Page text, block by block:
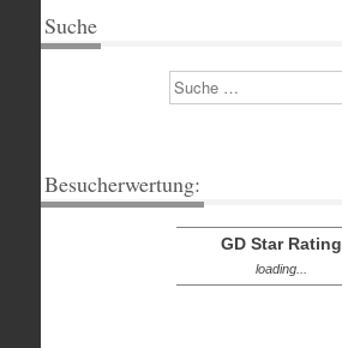
Suche
Suchen
Besucherwertung:
GD Star Rating
loading...